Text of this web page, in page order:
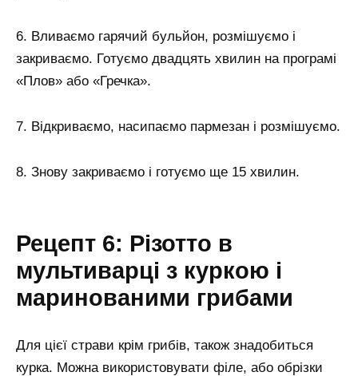
6. Вливаємо гарячий бульйон, розмішуємо і
закриваємо. Готуємо двадцять хвилин на програмі
«Плов» або «Гречка».
7. Відкриваємо, насипаємо пармезан і розмішуємо.
8. Знову закриваємо і готуємо ще 15 хвилин.
Рецепт 6: Різотто в
мультиварці з куркою і
маринованими грибами
Для цієї страви крім грибів, також знадобиться
курка. Можна використовувати філе, або обрізки